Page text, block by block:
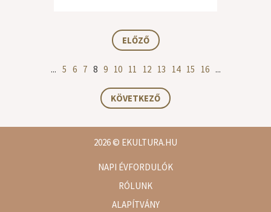
ELŐZŐ
... 5 6 7 8 9 10 11 12 13 14 15 16 ...
KÖVETKEZŐ
2026© EKULTURA.HU
NAPI ÉVFORDULÓK
RÓLUNK
ALAPÍTVÁNY